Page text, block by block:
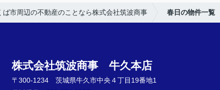
ば市周辺の不動産のことなら株式会社筑波商事 春日の物件一覧
株式会社筑波商事 牛久本店
〒300-1234 茨城県牛久市中央４丁目19番地1